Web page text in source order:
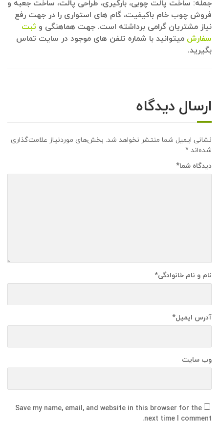
جمله: ساخت پالت چوبی، بارگیری، طراحی پالت، ساخت جعبه و
فروش چوب خام باکیفیت، گام های استواری را در جهت رفع
نیاز مشتریان گرامی برداشته است. جهت هماهنگی و ثبت
سفارش میتوانید با شماره تلفن های موجود در سایت تماس
بگیرید.
ارسال دیدگاه
نشانی ایمیل شما منتشر نخواهد شد. بخش‌های موردنیاز علامت‌گذاری
شده‌اند *
دیدگاه شما*
نام و نام خانوادگی*
آدرس ایمیل*
وب سایت
Save my name, email, and website in this browser for the
next time I comment.